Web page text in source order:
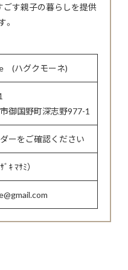
ごす親子の暮らしを提供
。
(ハグクモーネ)
御国野町深志野977-1
ーをご確認ください
ｷ ﾏｻﾐ）